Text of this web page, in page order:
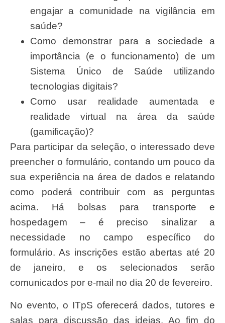
engajar a comunidade na vigilância em
saúde?
Como demonstrar para a sociedade a
importância (e o funcionamento) de um
Sistema Único de Saúde utilizando
tecnologias digitais?
Como usar realidade aumentada e
realidade virtual na área da saúde
(gamificação)?
Para participar da seleção, o interessado deve
preencher o formulário, contando um pouco da
sua experiência na área de dados e relatando
como poderá contribuir com as perguntas
acima. Há bolsas para transporte e
hospedagem – é preciso sinalizar a
necessidade no campo específico do
formulário. As inscrições estão abertas até 20
de janeiro, e os selecionados serão
comunicados por e-mail no dia 20 de fevereiro.
No evento, o ITpS oferecerá dados, tutores e
salas para discussão das ideias. Ao fim do